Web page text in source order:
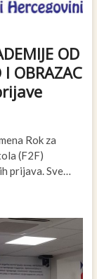
OD
OBRAZAC
Rok za
(F2F)
prijava. Sve…